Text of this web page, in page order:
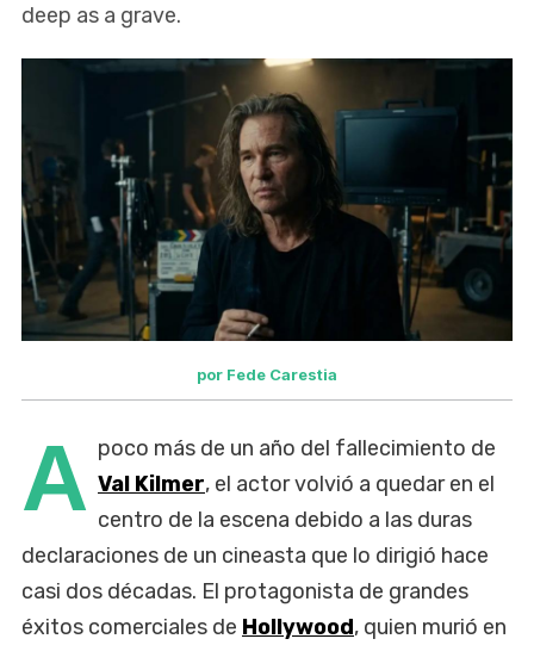
deep as a grave.
por Fede Carestia
A poco más de un año del fallecimiento de
Val Kilmer, el actor volvió a quedar en el
centro de la escena debido a las duras
declaraciones de un cineasta que lo dirigió hace
casi dos décadas. El protagonista de grandes
éxitos comerciales de Hollywood, quien murió en